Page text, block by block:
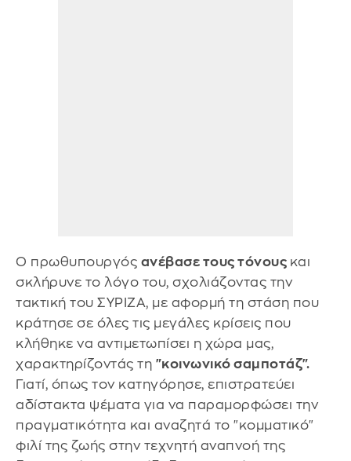
Ο πρωθυπουργός ανέβασε τους τόνους και
σκλήρυνε το λόγο του, σχολιάζοντας την
τακτική του ΣΥΡΙΖΑ, με αφορμή τη στάση που
κράτησε σε όλες τις μεγάλες κρίσεις που
κλήθηκε να αντιμετωπίσει η χώρα μας,
χαρακτηρίζοντάς τη "κοινωνικό σαμποτάζ".
Γιατί, όπως τον κατηγόρησε, επιστρατεύει
αδίστακτα ψέματα για να παραμορφώσει την
πραγματικότητα και αναζητά το "κομματικό"
φιλί της ζωής στην τεχνητή αναπνοή της